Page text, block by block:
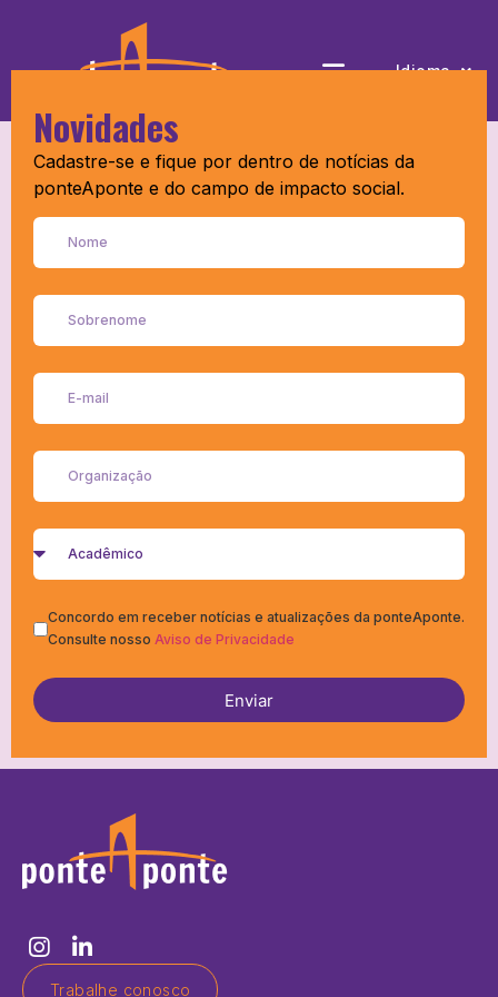
Idioma
Instituto C&A
Novidades
Cadastre-se e fique por dentro de notícias da
ponteAponte e do campo de impacto social.
Concordo em receber notícias e atualizações da ponteAponte.
Consulte nosso Aviso de Privacidade
Enviar
Trabalhe conosco